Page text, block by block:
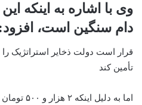
وی با اشاره به اینکه
دام سنگین است، افزود:
قرار است دولت ذخایر استراتژیک را
تأمین کند
اما به